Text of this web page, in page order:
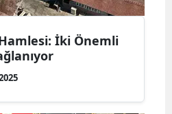
İki Önemli